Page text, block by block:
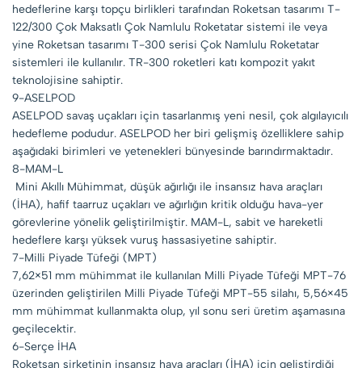
hedeflerine karşı topçu birlikleri tarafından Roketsan tasarımı T-
122/300 Çok Maksatlı Çok Namlulu Roketatar sistemi ile veya
yine Roketsan tasarımı T-300 serisi Çok Namlulu Roketatar
sistemleri ile kullanılır. TR-300 roketleri katı kompozit yakıt
teknolojisine sahiptir.
9-ASELPOD
​​ASELPOD savaş uçakları için tasarlanmış yeni nesil, çok algılayıcılı
hedefleme podudur. ASELPOD her biri gelişmiş özelliklere sahip
aşağıdaki birimleri ve yetenekleri bünyesinde barındırmaktadır.
8-MAM-L
Mini Akıllı Mühimmat, düşük ağırlığı ile insansız hava araçları
(İHA), hafif taarruz uçakları ve ağırlığın kritik olduğu hava-yer
görevlerine yönelik geliştirilmiştir. MAM-L, sabit ve hareketli
hedeflere karşı yüksek vuruş hassasiyetine sahiptir.
7-Milli Piyade Tüfeği (MPT)
7,62×51 mm mühimmat ile kullanılan Milli Piyade Tüfeği MPT-76
üzerinden geliştirilen Milli Piyade Tüfeği MPT-55 silahı, 5,56×45
mm mühimmat kullanmakta olup, yıl sonu seri üretim aşamasına
geçilecektir.
6-Serçe İHA
Roketsan şirketinin insansız hava araçları (İHA) için geliştirdiği